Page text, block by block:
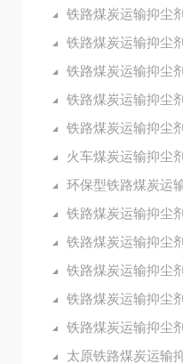
铁路煤炭运输抑尘
铁路煤炭运输抑尘
铁路煤炭运输抑尘
铁路煤炭运输抑尘
铁路煤炭运输抑尘
火车煤炭运输抑尘
环保型铁路煤炭运
铁路煤炭运输抑尘
铁路煤炭运输抑尘
铁路煤炭运输抑尘
铁路煤炭运输抑尘
铁路煤炭运输抑尘
太原铁路煤炭运输